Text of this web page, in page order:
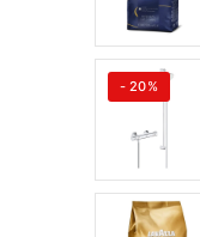
- 20%